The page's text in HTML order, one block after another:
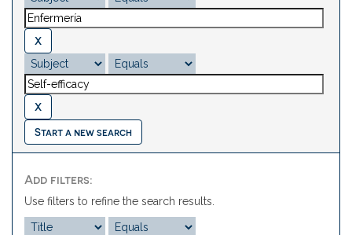
Start a new search
Add filters:
Use filters to refine the search results.